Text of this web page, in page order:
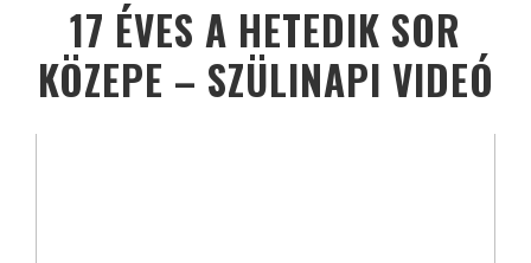
17 ÉVES A HETEDIK SOR
KÖZEPE – SZÜLINAPI VIDEÓ